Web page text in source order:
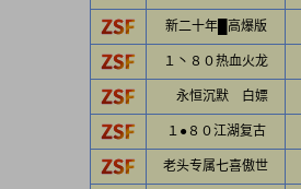
新二十年█高爆版
１丶８０热血火龙
永恒沉默 白嫖
１●８０江湖复古
老头专属七喜傲世